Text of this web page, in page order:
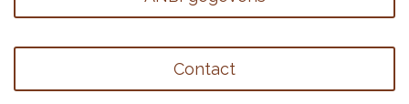
Contact